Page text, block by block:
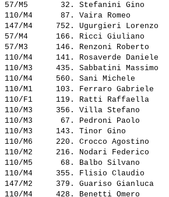
57/M5       32. Stefanini Gino
110/M4      87. Vaira Romeo
147/M4     752. Ugurgieri Lorenzo
57/M4      166. Ricci Giuliano
57/M3      146. Renzoni Roberto
110/M4     141. Rosaverde Daniele
110/M3     435. Sabbatini Massimo
110/M4     560. Sani Michele
110/M1     103. Ferraro Gabriele
110/F1     119. Ratti Raffaella
110/M3     356. Villa Stefano
110/M3      67. Pedroni Paolo
110/M3     143. Tinor Gino
110/M6     220. Crocco Agostino
110/M2     216. Nodari Federico
110/M5      68. Balbo Silvano
110/M4     355. Flisio Claudio
147/M2     379. Guariso Gianluca
110/M4     428. Benetti Omero